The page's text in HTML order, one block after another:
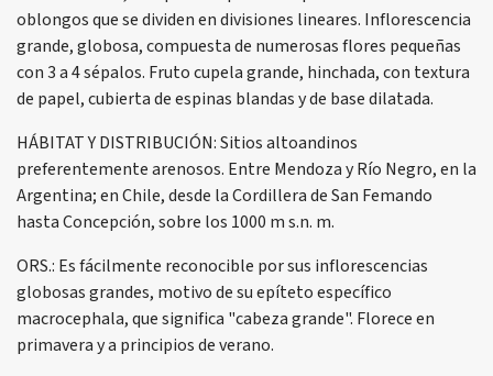
oblongos que se dividen en divisiones lineares. Inflorescencia
grande, globosa, compuesta de numerosas flores pequeñas
con 3 a 4 sépalos. Fruto cupela grande, hinchada, con textura
de papel, cubierta de espinas blandas y de base dilatada.
HÁBITAT Y DISTRIBUCIÓN: Sitios altoandinos
preferentemente arenosos. Entre Mendoza y Río Negro, en la
Argentina; en Chile, desde la Cordillera de San Femando
hasta Concepción, sobre los 1000 m s.n. m.
ORS.: Es fácilmente reconocible por sus inflorescencias
globosas grandes, motivo de su epíteto específico
macrocephala, que significa "cabeza grande". Florece en
primavera y a principios de verano.